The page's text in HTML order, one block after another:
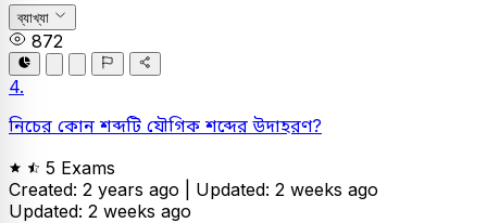
ব্যাখ্যা
872
4.
নিচের কোন শব্দটি যৌগিক শব্দের উদাহরণ?
5 Exams
Created: 2 years ago | Updated: 2 weeks ago
Updated: 2 weeks ago